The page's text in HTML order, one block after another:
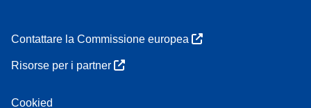
Contattare la Commissione europea
Risorse per i partner
Cookied